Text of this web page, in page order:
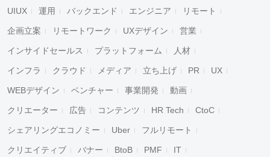
UIUX 運用 バックエンド エンジニア リモート
企画立案 リモートワーク UXデザイン 営業
インサイドセールス プラットフォーム 人材
インフラ クラウド メディア 立ち上げ PR UX
WEBデザイン ベンチャー 事業開発 動画
クリエーター 広告 コンテンツ HR Tech CtoC
シェアリングエコノミー Uber フルリモート
クリエイティブ バナー BtoB PMF IT